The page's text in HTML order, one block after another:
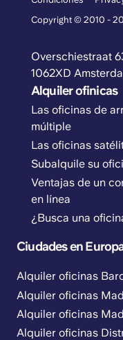
Copyright © 2010 -
Overschiestraat
1062XD
Alquiler ofinicas
Las oficinas de
múltiple
Las oficinas
Subalquile su
Ventajas de un
en línea
¿Busca una
Ciudades en
Alquiler oficinas
Alquiler oficinas
Alquiler oficinas
Alquiler oficinas